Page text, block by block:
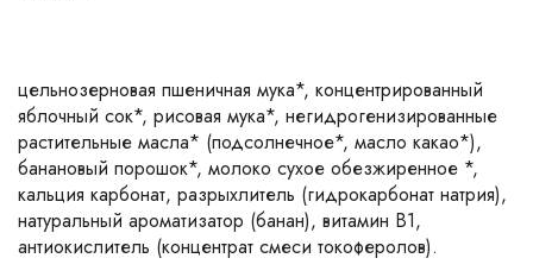
цельнозерновая пшеничная мука*, концентрированный
яблочный сок*, рисовая мука*, негидрогенизированные
растительные масла* (подсолнечное*, масло какао*),
банановый порошок*, молоко сухое обезжиренное *,
кальция карбонат, разрыхлитель (гидрокарбонат натрия),
натуральный ароматизатор (банан), витамин B1,
антиокислитель (концентрат смеси токоферолов).